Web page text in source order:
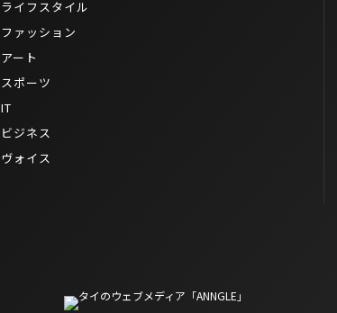
ライフスタイル
ファッション
アート
スポーツ
IT
ビジネス
ヴォイス